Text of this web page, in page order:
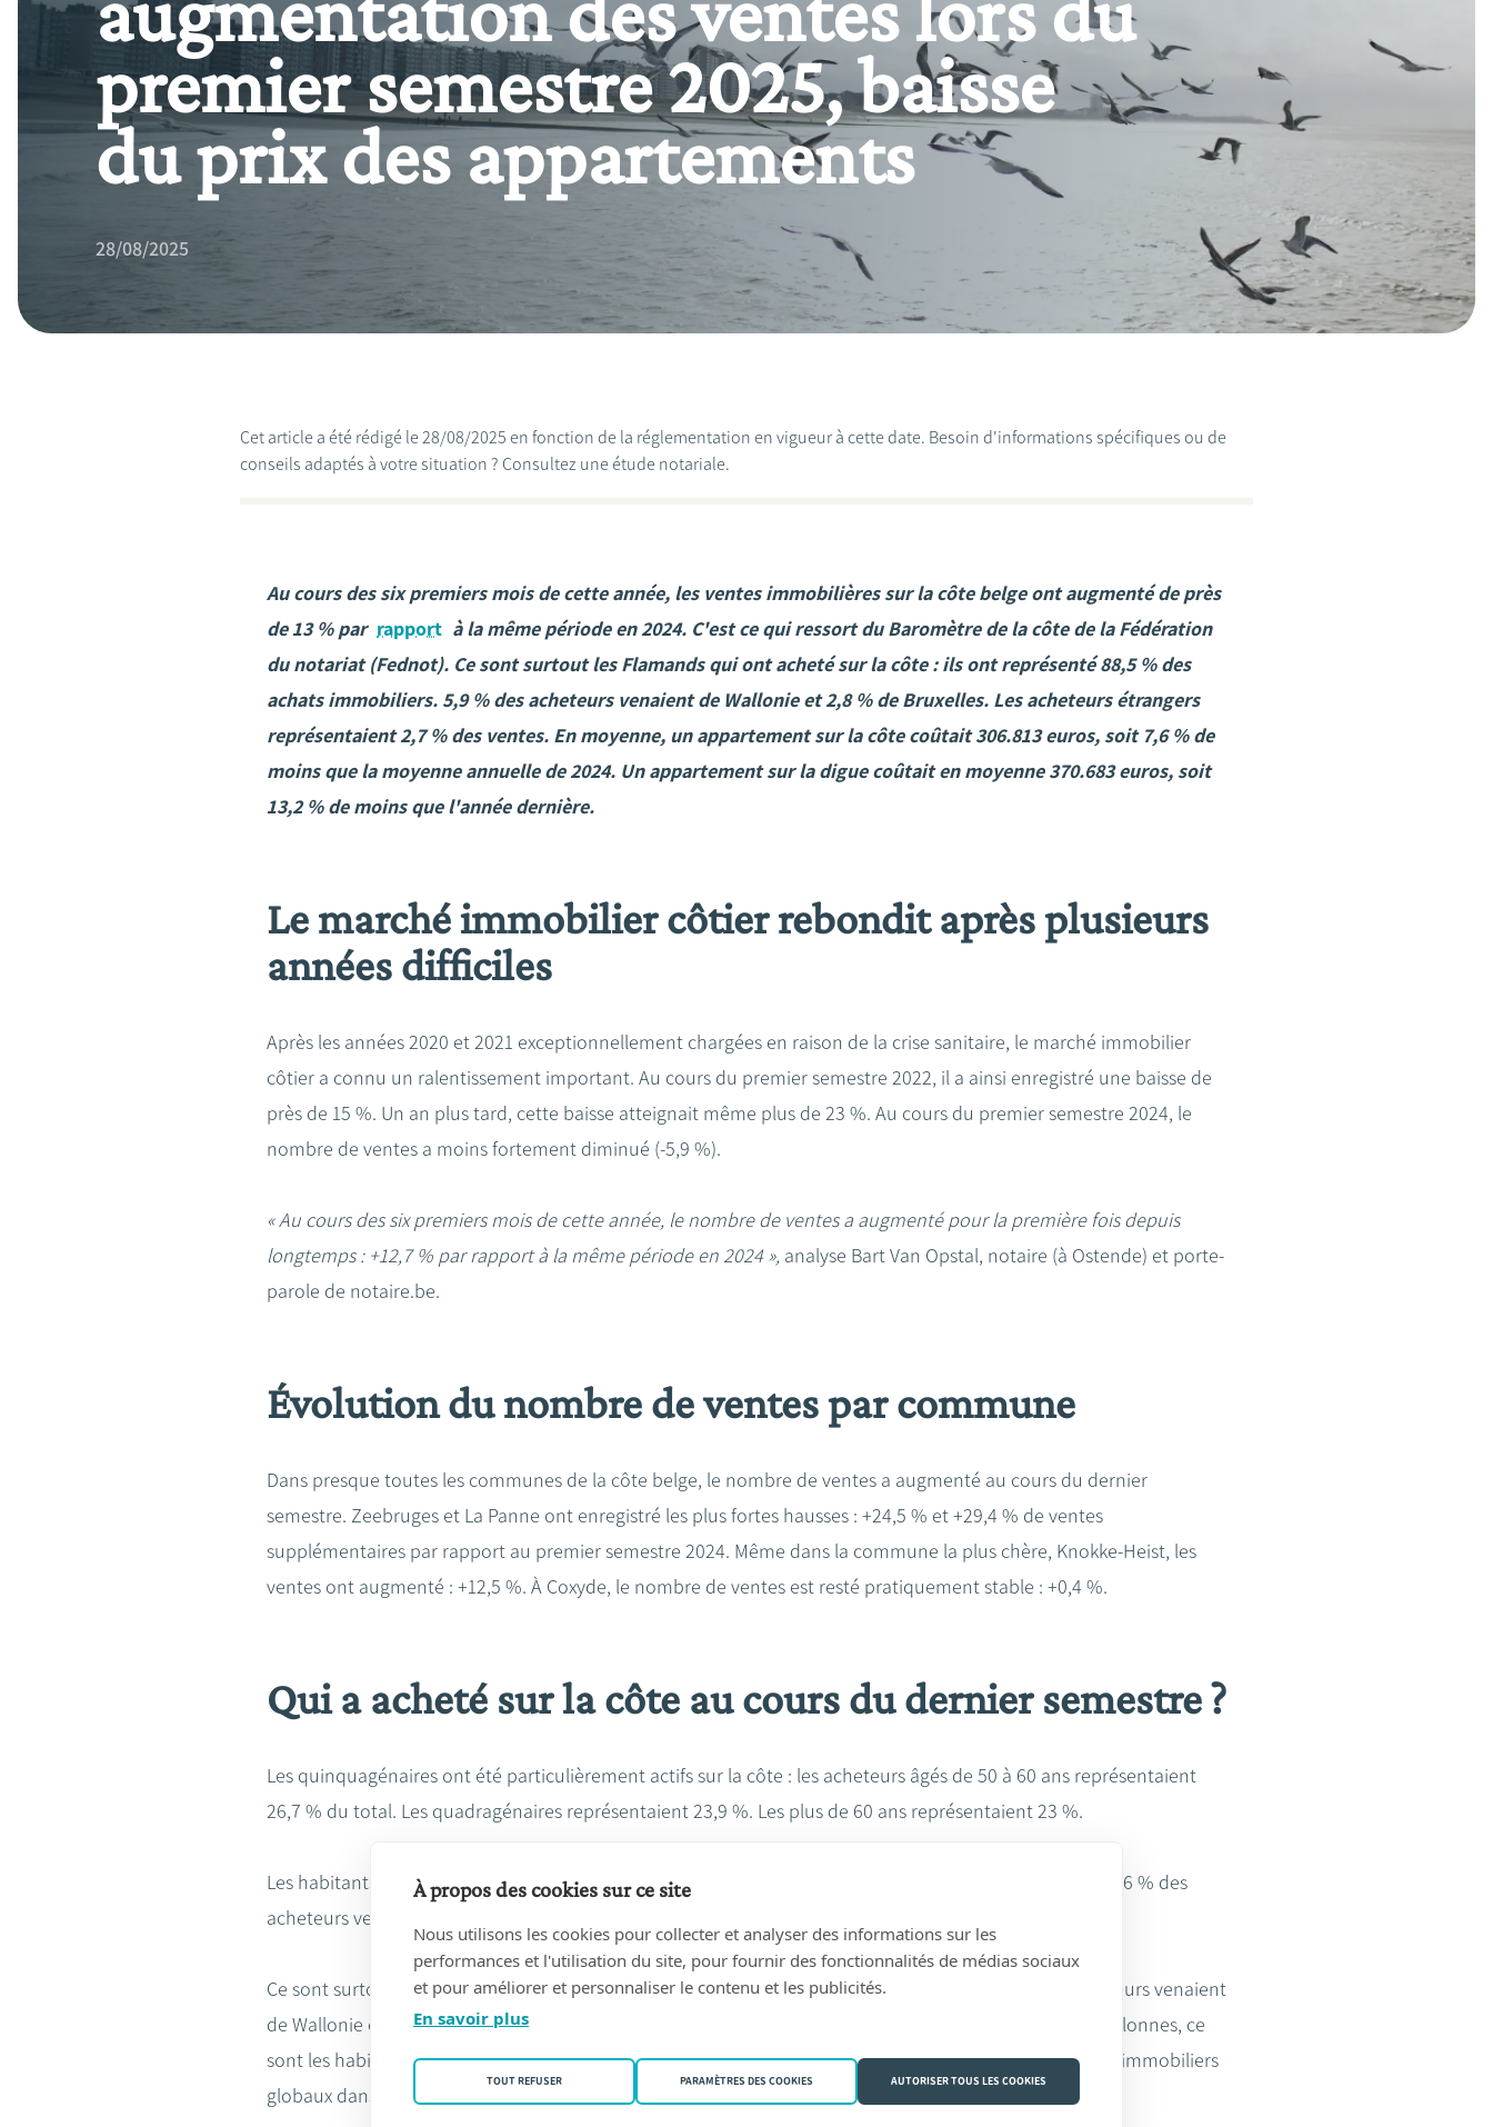
premier semestre 2025, baisse
du prix des appartements
28/08/2025
Cet article a été rédigé le 28/08/2025 en fonction de la réglementation en vigueur à cette date. Besoin d'informations spécifiques ou de
conseils adaptés à votre situation ? Consultez une étude notariale.
Au cours des six premiers mois de cette année, les ventes immobilières sur la côte belge ont augmenté de près
de 13 % par rapport à la même période en 2024. C'est ce qui ressort du Baromètre de la côte de la Fédération
du notariat (Fednot). Ce sont surtout les Flamands qui ont acheté sur la côte : ils ont représenté 88,5 % des
achats immobiliers. 5,9 % des acheteurs venaient de Wallonie et 2,8 % de Bruxelles. Les acheteurs étrangers
représentaient 2,7 % des ventes. En moyenne, un appartement sur la côte coûtait 306.813 euros, soit 7,6 % de
moins que la moyenne annuelle de 2024. Un appartement sur la digue coûtait en moyenne 370.683 euros, soit
13,2 % de moins que l'année dernière.
Le marché immobilier côtier rebondit après plusieurs
années difficiles
Après les années 2020 et 2021 exceptionnellement chargées en raison de la crise sanitaire, le marché immobilier
côtier a connu un ralentissement important. Au cours du premier semestre 2022, il a ainsi enregistré une baisse de
près de 15 %. Un an plus tard, cette baisse atteignait même plus de 23 %. Au cours du premier semestre 2024, le
nombre de ventes a moins fortement diminué (-5,9 %).
« Au cours des six premiers mois de cette année, le nombre de ventes a augmenté pour la première fois depuis
longtemps : +12,7 % par rapport à la même période en 2024 », analyse Bart Van Opstal, notaire (à Ostende) et porte-
parole de notaire.be.
Évolution du nombre de ventes par commune
Dans presque toutes les communes de la côte belge, le nombre de ventes a augmenté au cours du dernier
semestre. Zeebruges et La Panne ont enregistré les plus fortes hausses : +24,5 % et +29,4 % de ventes
supplémentaires par rapport au premier semestre 2024. Même dans la commune la plus chère, Knokke-Heist, les
ventes ont augmenté : +12,5 %. À Coxyde, le nombre de ventes est resté pratiquement stable : +0,4 %.
Qui a acheté sur la côte au cours du dernier semestre ?
Les quinquagénaires ont été particulièrement actifs sur la côte : les acheteurs âgés de 50 à 60 ans représentaient
26,7 % du total. Les quadragénaires représentaient 23,9 %. Les plus de 60 ans représentaient 23 %.
Les habitants des communes côtières représentaient 37,5 % des acheteurs. 62,5 % venaient d'ailleurs. 46 % des
acheteurs venaient de Flandre occidentale, 17 % de Flandre orientale et 11 % de la province d'Anvers.
Ce sont surtout les Flamands qui ont acheté des biens immobiliers sur la côte : 88,5 %. 5,9 % des acheteurs venaient
de Wallonie et 2,8 % de Bruxelles. Les acheteurs étrangers représentaient 2,7 %. Parmi les Provinces Wallonnes, ce
sont les habitants du Hainaut qui ont été les plus actifs ces 6 premiers sur la côte avec 1,9 % des achats immobiliers
globaux dans ce secteur, devant la Province de Liège, 1,3 % et celle du Brabant wallon 1,2 %.
À propos des cookies sur ce site
Nous utilisons les cookies pour collecter et analyser des informations sur les
performances et l'utilisation du site, pour fournir des fonctionnalités de médias sociaux
et pour améliorer et personnaliser le contenu et les publicités.
En savoir plus
TOUT REFUSER PARAMÈTRES DES COOKIES AUTORISER TOUS LES COOKIES